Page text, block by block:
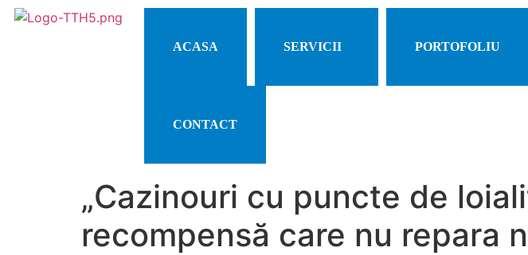
ACASA SERVICII PORTOFOLIU
CONTACT
„Cazinouri cu puncte de
recompensă care nu repara